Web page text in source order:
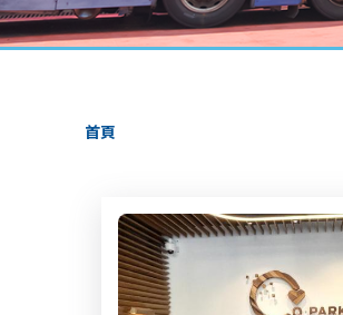
導
連
結
首頁